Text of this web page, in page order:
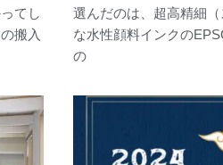
てし
搬入
選んだのは、超高精細
な水性顔料インクの
の